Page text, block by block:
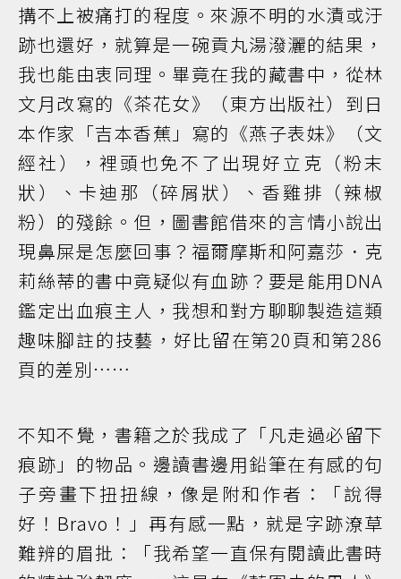
搆不上被痛打的程度。來源不明的水漬或汙
跡也還好，就算是一碗貢丸湯潑灑的結果，
我也能由衷同理。畢竟在我的藏書中，從林
文月改寫的《茶花女》（東方出版社）到日
本作家「吉本香蕉」寫的《燕子表妹》（文
經社），裡頭也免不了出現好立克（粉末
狀）、卡迪那（碎屑狀）、香雞排（辣椒
粉）的殘餘。但，圖書館借來的言情小說出
現鼻屎是怎麼回事？福爾摩斯和阿嘉莎．克
莉絲蒂的書中竟疑似有血跡？要是能用DNA
鑑定出血痕主人，我想和對方聊聊製造這類
趣味腳註的技藝，好比留在第20頁和第286
頁的差別……
不知不覺，書籍之於我成了「凡走過必留下
痕跡」的物品。邊讀書邊用鉛筆在有感的句
子旁畫下扭扭線，像是附和作者：「說得
好！Bravo！」再有感一點，就是字跡潦草
難辨的眉批：「我希望一直保有閱讀此書時